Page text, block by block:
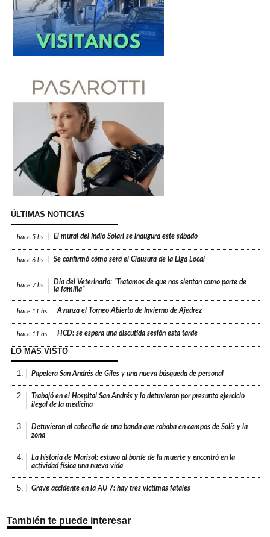
ÚLTIMAS NOTICIAS
hace 5 hs El mural del Indio Solari se inaugura este sábado
hace 6 hs Se confirmó cómo será el Clausura de la Liga Local
hace 7 hs
Día del Veterinario: “Tratamos de que nos sientan como parte de
la familia”
hace 11 hs Avanza el Torneo Abierto de Invierno de Ajedrez
hace 11 hs HCD: se espera una discutida sesión esta tarde
LO MÁS VISTO
1. Papelera San Andrés de Giles y una nueva búsqueda de personal
2.
Trabajó en el Hospital San Andrés y lo detuvieron por presunto ejercicio
ilegal de la medicina
3.
Detuvieron al cabecilla de una banda que robaba en campos de Solís y la
zona
4.
La historia de Marisol: estuvo al borde de la muerte y encontró en la
actividad física una nueva vida
5. Grave accidente en la AU 7: hay tres víctimas fatales
También te puede interesar